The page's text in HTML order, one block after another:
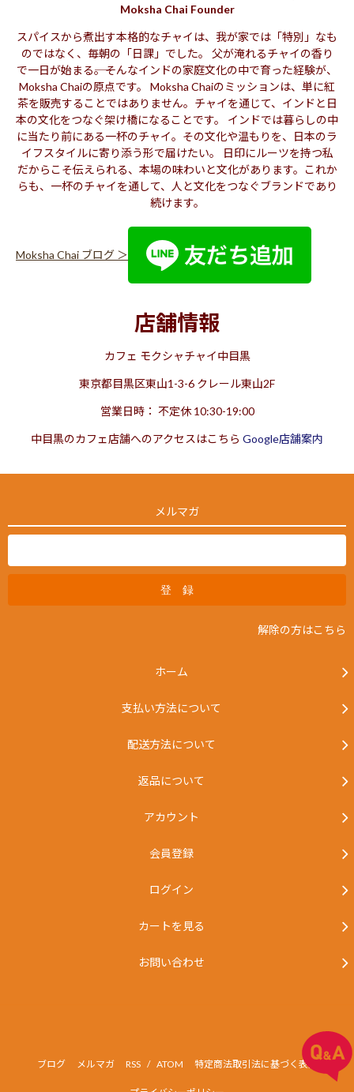
Moksha Chai Founder
スパイスから煮出す本格的なチャイは、我が家では「特別」なも
のではなく、毎朝の「日課」でした。 父が淹れるチャイの香り
で一日が始まる――。そんなインドの家庭文化の中で育った経験が、
Moksha Chaiの原点です。 Moksha Chaiのミッションは、単に紅
茶を販売することではありません。チャイを通じて、インドと日
本の文化をつなぐ架け橋になることです。 インドでは暮らしの中
に当たり前にある一杯のチャイ。その文化や温もりを、日本のラ
イフスタイルに寄り添う形で届けたい。 日印にルーツを持つ私
だからこそ伝えられる、本場の味わいと文化があります。これか
らも、一杯のチャイを通して、人と文化をつなぐブランドであり
続けます。
Moksha Chai ブログ ＞
店舗情報
カフェ モクシャチャイ中目黒
東京都目黒区東山1-3-6 クレール東山2F
営業日時： 不定休 10:30-19:00
中目黒のカフェ店舗へのアクセスはこちら Google店舗案内
メルマガ
解除の方はこちら
ホーム
支払い方法について
配送方法について
返品について
アカウント
会員登録
ログイン
カートを見る
お問い合わせ
ブログ メルマガ RSS / ATOM 特定商法取引法に基づく表記